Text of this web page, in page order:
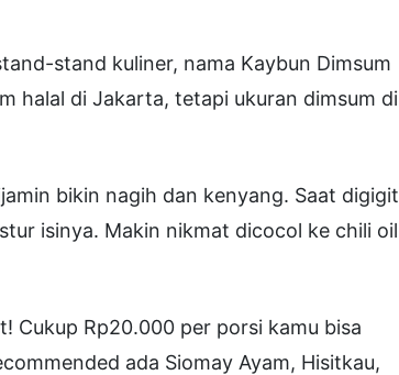
stand kuliner, nama Kaybun Dimsum
halal di Jakarta, tetapi ukuran dimsum di
bikin nagih dan kenyang. Saat digigit
isinya. Makin nikmat dicocol ke chili oil
Cukup Rp20.000 per porsi kamu bisa
ada Siomay Ayam, Hisitkau,